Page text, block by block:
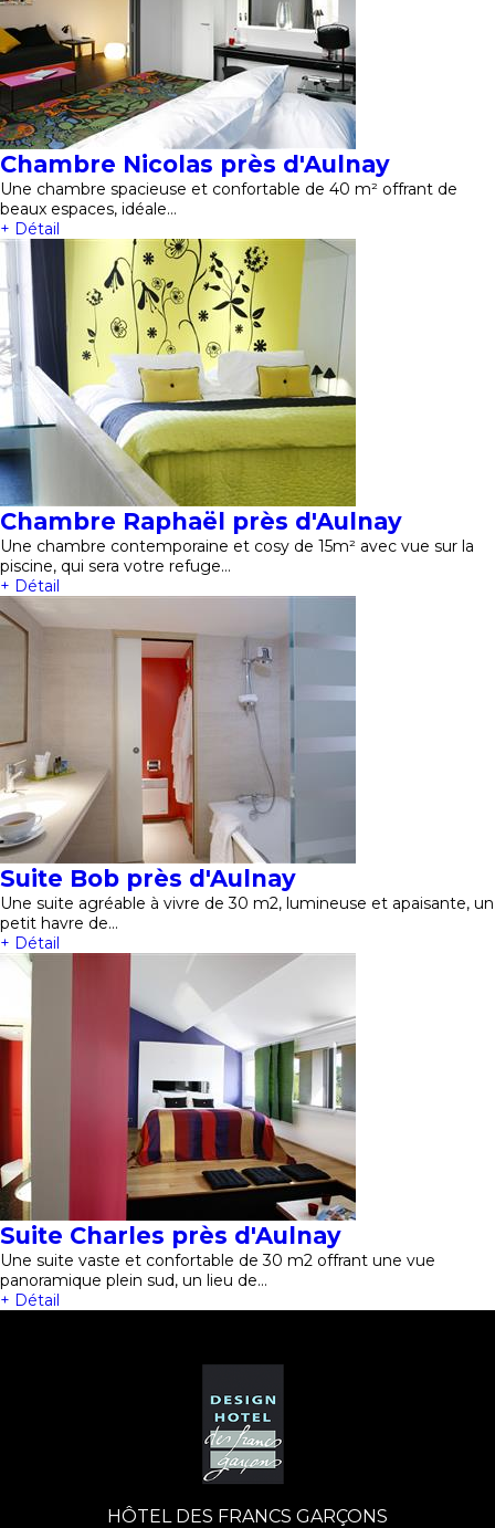
Chambre Nicolas près d'Aulnay
Une chambre spacieuse et confortable de 40 m² offrant de
beaux espaces, idéale…
+ Détail
Chambre Raphaël près d'Aulnay
Une chambre contemporaine et cosy de 15m² avec vue sur la
piscine, qui sera votre refuge…
+ Détail
Suite Bob près d'Aulnay
Une suite agréable à vivre de 30 m2, lumineuse et apaisante, un
petit havre de…
+ Détail
Suite Charles près d'Aulnay
Une suite vaste et confortable de 30 m2 offrant une vue
panoramique plein sud, un lieu de…
+ Détail
HÔTEL DES FRANCS GARÇONS